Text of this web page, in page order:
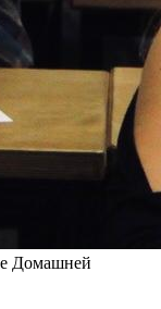
Домашней